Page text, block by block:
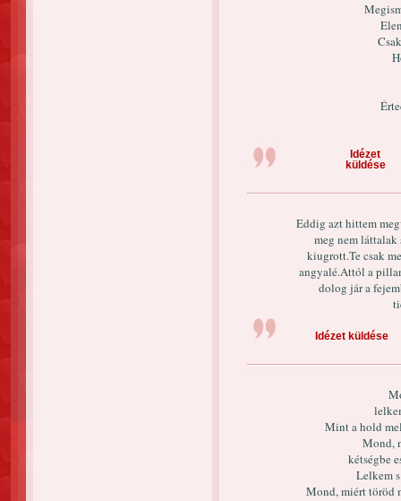
Idézet
küldése
Eddig azt hittem
meg nem
kiugrott.Te csak
angyalé.Attól a
dolog jár a
Idézet küldése
Mint a hold
Mond,
kétségbe
Lelkem
Mond, miért töröd